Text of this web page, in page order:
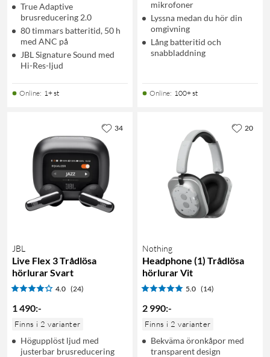
True Adaptive
brusreducering 2.0
80 timmars batteritid, 50 h
med ANC på
JBL Signature Sound med
Hi-Res-ljud
Online: 1+ st
mikrofoner
Lyssna medan du hör din
omgivning
Lång batteritid och
snabbladdning
Online: 100+ st
JBL
Live Flex 3 Trådlösa
hörlurar Svart
4.0 (24)
1 490:-
Finns i 2 varianter
Högupplöst ljud med
justerbar brusreducering
34
Nothing
Headphone (1) Trådlösa
hörlurar Vit
5.0 (14)
2 990:-
Finns i 2 varianter
Bekväma öronkåpor med
transparent design
20